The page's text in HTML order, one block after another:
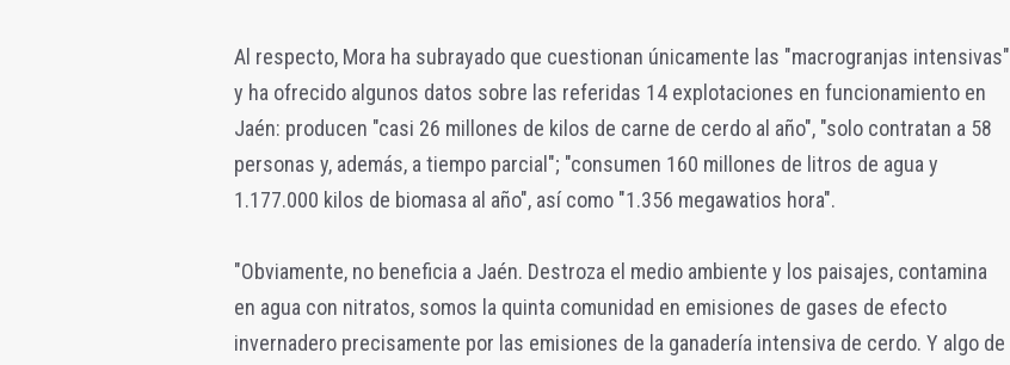
Al respecto, Mora ha subrayado que cuestionan únicamente las "macrogranjas intensivas"
y ha ofrecido algunos datos sobre las referidas 14 explotaciones en funcionamiento en
Jaén: producen "casi 26 millones de kilos de carne de cerdo al año", "solo contratan a 58
personas y, además, a tiempo parcial"; "consumen 160 millones de litros de agua y
1.177.000 kilos de biomasa al año", así como "1.356 megawatios hora".
"Obviamente, no beneficia a Jaén. Destroza el medio ambiente y los paisajes, contamina
en agua con nitratos, somos la quinta comunidad en emisiones de gases de efecto
invernadero precisamente por las emisiones de la ganadería intensiva de cerdo. Y algo de